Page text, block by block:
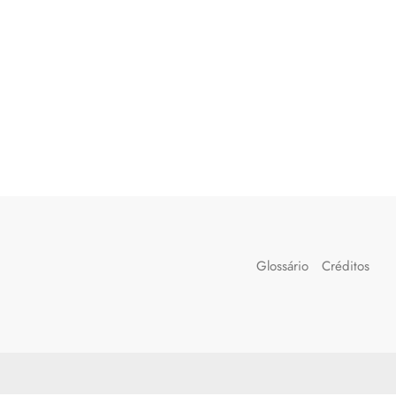
Glossário Créditos